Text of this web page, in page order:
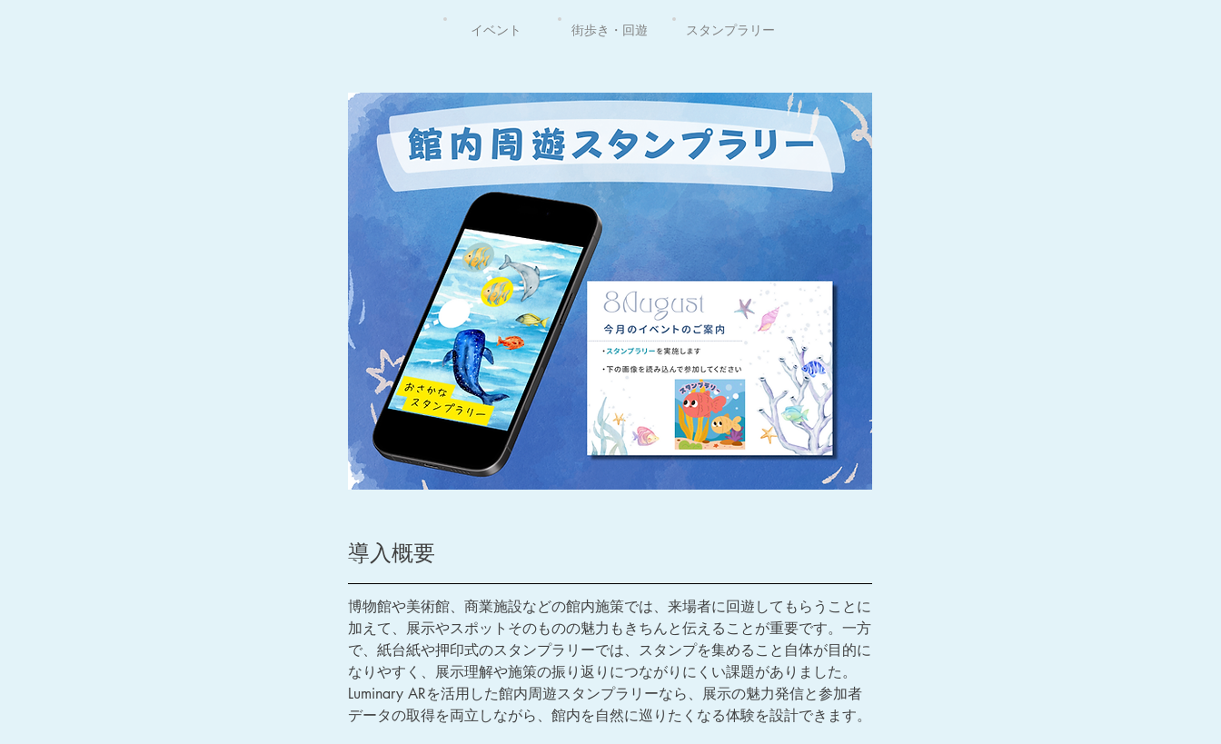
イベント 街歩き・回遊 スタンプラリー
導入概要
博物館や美術館、商業施設などの館内施策では、来場者に回遊してもらうことに
加えて、展示やスポットそのものの魅力もきちんと伝えることが重要です。一方
で、紙台紙や押印式のスタンプラリーでは、スタンプを集めること自体が目的に
なりやすく、展示理解や施策の振り返りにつながりにくい課題がありました。
Luminary ARを活用した館内周遊スタンプラリーなら、展示の魅力発信と参加者
データの取得を両立しながら、館内を自然に巡りたくなる体験を設計できます。